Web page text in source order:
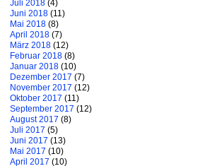
Juli 2018 (4)
Juni 2018 (11)
Mai 2018 (8)
April 2018 (7)
März 2018 (12)
Februar 2018 (8)
Januar 2018 (10)
Dezember 2017 (7)
November 2017 (12)
Oktober 2017 (11)
September 2017 (12)
August 2017 (8)
Juli 2017 (5)
Juni 2017 (13)
Mai 2017 (10)
April 2017 (10)